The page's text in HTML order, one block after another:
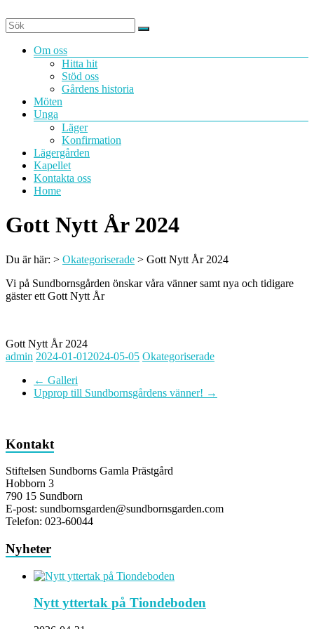
till
innehåll
Meny
Om oss
Hitta hit
Stöd oss
Gårdens historia
Möten
Unga
Läger
Konfirmation
Lägergården
Kapellet
Kontakta oss
Home
Gott Nytt År 2024
Du är här: > Okategoriserade > Gott Nytt År 2024
Vi på Sundbornsgården önskar våra vänner samt nya och tidigare
gäster ett Gott Nytt År
Gott Nytt År 2024
admin 2024-01-01 2024-05-05 Okategoriserade
← Galleri
Upprop till Sundbornsgårdens vänner! →
Kontakt
Stiftelsen Sundborns Gamla Prästgård
Hobborn 3
790 15 Sundborn
E-post: sundbornsgarden@sundbornsgarden.com
Telefon: 023-60044
Nyheter
Nytt yttertak på Tiondeboden